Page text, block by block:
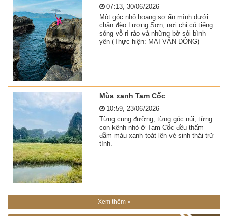
07:13, 30/06/2026
Một góc nhỏ hoang sơ ẩn mình dưới
chân đèo Lương Sơn, nơi chỉ có tiếng
sóng vỗ rì rào và những bờ sỏi bình
yên (Thực hiện: MAI VĂN ĐÔNG)
Mùa xanh Tam Cốc
10:59, 23/06/2026
Từng cung đường, từng góc núi, từng
con kênh nhỏ ở Tam Cốc đều thấm
đẫm màu xanh toát lên vẻ sinh thái trữ
tình.
Xem thêm »